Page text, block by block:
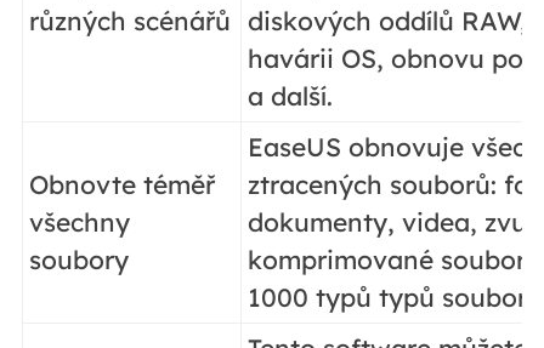
různých scénářů diskových oddílů RAW,
havárii OS, obnovu po
a další.
Obnovte téměř
všechny
soubory
EaseUS obnovuje
ztracených souborů:
dokumenty, videa,
komprimované
1000 typů typů